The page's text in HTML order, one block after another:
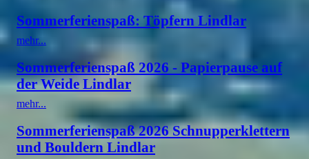
Sommerferienspaß: Töpfern Lindlar
mehr...
Sommerferienspaß 2026 - Papierpause auf
der Weide Lindlar
mehr...
Sommerferienspaß 2026 Schnupperklettern
und Bouldern Lindlar